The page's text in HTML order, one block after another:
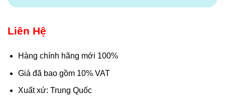
Liên Hệ
Hàng chính hãng mới 100%
Giá đã bao gồm 10% VAT
Xuất xứ: Trung Quốc